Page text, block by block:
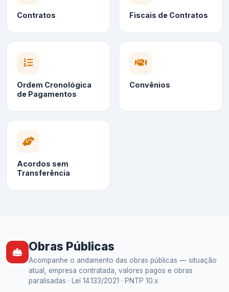
Contratos Fiscais de Contratos
Ordem Cronológica
de Pagamentos
Convênios
Acordos sem
Transferência
Obras Públicas
Acompanhe o andamento das obras públicas — situação
atual, empresa contratada, valores pagos e obras
paralisadas · Lei 14.133/2021 · PNTP 10.x